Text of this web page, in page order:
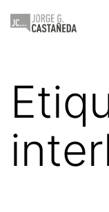
Saltar
Jorge